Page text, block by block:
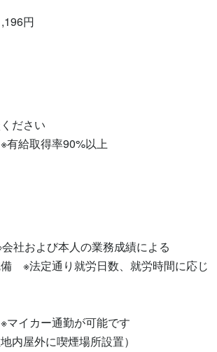
円
ださい
有給取得率90%以上
社および本人の業務成績による
　※法定通り就労日数、就労時間に応じ
イカー通勤が可能です
内屋外に喫煙場所設置）